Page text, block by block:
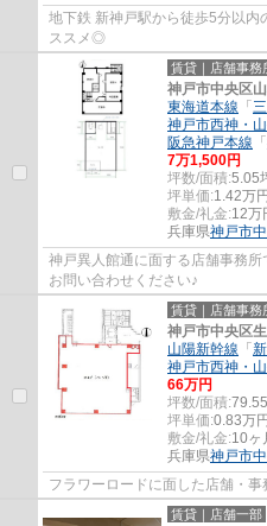
地下鉄 新神戸駅から徒歩5分以
ススメ◎
賃貸｜店舗事務
神戸市中央区
東海道本線 「
神戸市西神・
阪急神戸本線 「
7万1,500円
坪数/面積:5.05
坪単価:1.42万円
敷金/礼金:12万
兵庫県神戸市
神戸異人館通に面する店舗事務
お問い合わせください♪
賃貸｜店舗事務
神戸市中央区
山陽新幹線 「
神戸市西神・
66万円
坪数/面積:
坪単価:0.83万円
敷金/礼金:10ヶ
兵庫県神戸市
フラワーロードに面した店舗・
賃貸｜店舗一部